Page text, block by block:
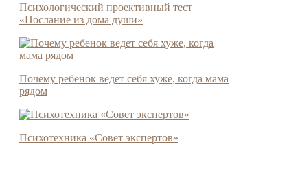
Психологический проективный тест
«Послание из дома души»
Почему ребенок ведет себя хуже, когда мама
рядом
Психотехника «Совет экспертов»